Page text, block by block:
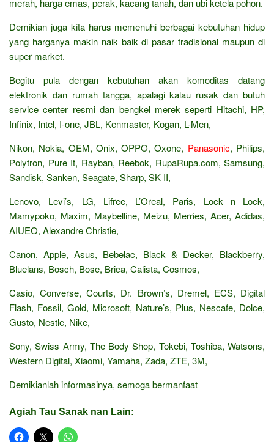
merah, harga emas, perak, kacang tanah, dan ubi ketela pohon.
Demikian juga kita harus memenuhi berbagai kebutuhan hidup
yang harganya makin naik baik di pasar tradisional maupun di
super market.
Begitu pula dengan kebutuhan akan komoditas datang
elektronik dan rumah tangga, apalagi kalau rusak dan butuh
service center resmi dan bengkel merek seperti Hitachi, HP,
Infinix, Intel, I-one, JBL, Kenmaster, Kogan, L-Men,
Nikon, Nokia, OEM, Onix, OPPO, Oxone, Panasonic, Philips,
Polytron, Pure It, Rayban, Reebok, RupaRupa.com, Samsung,
Sandisk, Sanken, Seagate, Sharp, SK II,
Lenovo, Levi’s, LG, Lifree, L’Oreal, Paris, Lock n Lock,
Mamypoko, Maxim, Maybelline, Meizu, Merries, Acer, Adidas,
AIUEO, Alexandre Christie,
Canon, Apple, Asus, Bebelac, Black & Decker, Blackberry,
Bluelans, Bosch, Bose, Brica, Calista, Cosmos,
Casio, Converse, Courts, Dr. Brown’s, Dremel, ECS, Digital
Flash, Fossil, Gold, Microsoft, Nature’s, Plus, Nescafe, Dolce,
Gusto, Nestle, Nike,
Sony, Swiss Army, The Body Shop, Tokebi, Toshiba, Watsons,
Western Digital, Xiaomi, Yamaha, Zada, ZTE, 3M,
Demikianlah informasinya, semoga bermanfaat
Agiah Tau Sanak nan Lain: